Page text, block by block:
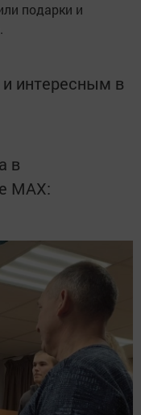
подарки и
интересным в
в
MАХ: